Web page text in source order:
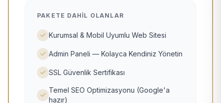
PAKETE DAHIL OLANLAR
Kurumsal & Mobil Uyumlu Web Sitesi
Admin Paneli — Kolayca Kendiniz Yönetin
SSL Güvenlik Sertifikası
Temel SEO Optimizasyonu (Google'a
hazır)